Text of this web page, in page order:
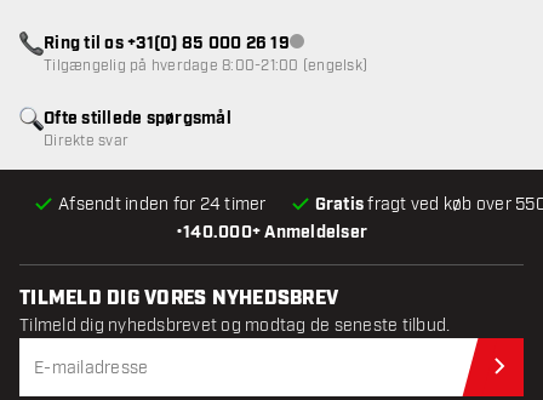
•140.000+ Anmeldelser
Afsendt inden for 24 timer Gratisfragt ved køb over
Ofte stillede spørgsmål
Direkte svar
Ring til os +31(0) 85 000 26 19Kundeservice ikke tilgængelig
Tilgængelig på hverdage 8:00-21:00 (engelsk)
TILMELD DIG VORES NYHEDSBREV
Tilmeld dig nyhedsbrevet og modtag de seneste tilbud.